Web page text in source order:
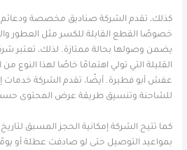
كذلك، تقدم الشركة صناديق مخصصة ودعائم
خصوصًا القطع القابلة للكسر مثل العطور
يضمن وصولها بحالة ممتازة. لذلك، تعتبر
القليلة التي تولي اهتمامًا خاصًا لهذا
عفش أبو فطيرة. أيضًا، تقدم الشركة خدمات
للشاحنة وتنسيق طريقة عرض المحتوى
كما تتيح الشركة إمكانية الحجز المسبق
بمواعيد التوصيل حتى لو صادفت عطلة أو